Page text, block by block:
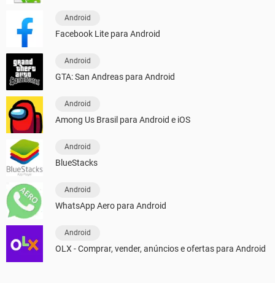
Android
Facebook Lite para Android
Android
GTA: San Andreas para Android
Android
Among Us Brasil para Android e iOS
Android
BlueStacks
Android
WhatsApp Aero para Android
Android
OLX - Comprar, vender, anúncios e ofertas para Android